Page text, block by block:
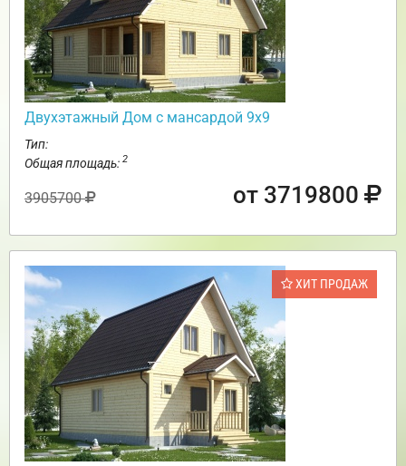
Двухэтажный Дом с мансардой 9х9
Тип:
Общая площадь: 2
3905700 от 3719800
ХИТ ПРОДАЖ